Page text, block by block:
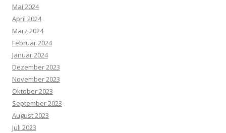
Mai 2024
April 2024
März 2024
Februar 2024
Januar 2024
Dezember 2023
November 2023
Oktober 2023
September 2023
August 2023
Juli 2023